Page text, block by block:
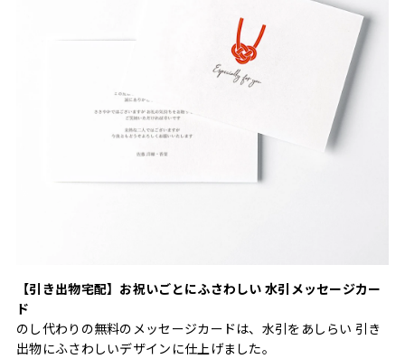
【引き出物宅配】お祝いごとにふさわしい 水引メッセージカー
ド
のし代わりの無料のメッセージカードは、水引をあしらい 引き
出物にふさわしいデザインに仕上げました。